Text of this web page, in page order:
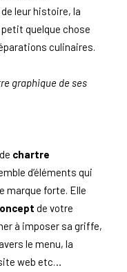
leur histoire, la
quelque chose
culinaires.
graphique de ses
chartre
d’éléments qui
marque forte. Elle
de votre
à imposer sa griffe,
le menu, la
web etc…